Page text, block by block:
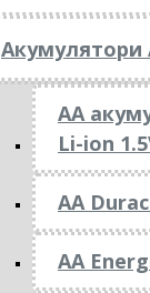
Акумулятори
AA
Li-ion
AA
AA